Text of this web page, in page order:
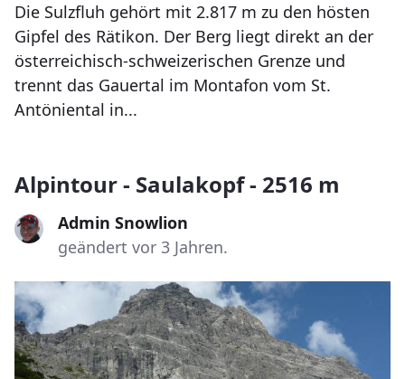
Die Sulzfluh gehört mit 2.817 m zu den hösten
Gipfel des Rätikon. Der Berg liegt direkt an der
österreichisch-schweizerischen Grenze und
trennt das Gauertal im Montafon vom St.
Antöniental in...
Alpintour - Saulakopf - 2516 m
Admin Snowlion
geändert vor 3 Jahren.